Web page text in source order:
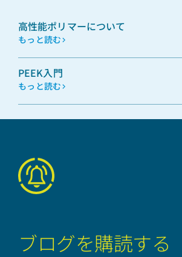
高性能ポリマーについて
もっと読む
PEEK入門
もっと読む
ブログを購読する